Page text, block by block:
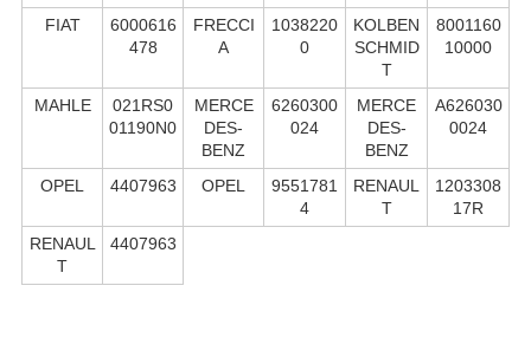
FIAT
6000616
478
FRECCI
A
1038220
0
KOLBEN
SCHMID
T
8001160
10000
MAHLE
021RS0
01190N0
MERCE
DES-
BENZ
6260300
024
MERCE
DES-
BENZ
A626030
0024
OPEL 4407963 OPEL
9551781
4
RENAUL
T
1203308
17R
RENAUL
T
4407963